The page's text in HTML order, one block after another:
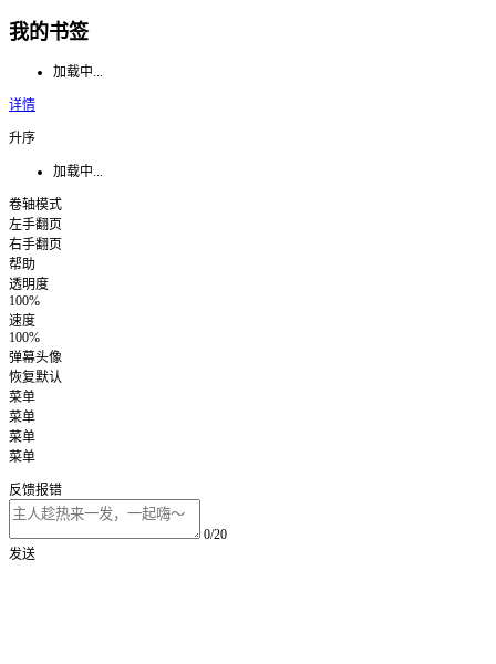
我的书签
加载中...
详情
升序
加载中...
卷轴模式
左手翻页
右手翻页
帮助
透明度
100%
速度
100%
弹幕头像
恢复默认
菜单
菜单
菜单
菜单
反馈报错
0/20
发送